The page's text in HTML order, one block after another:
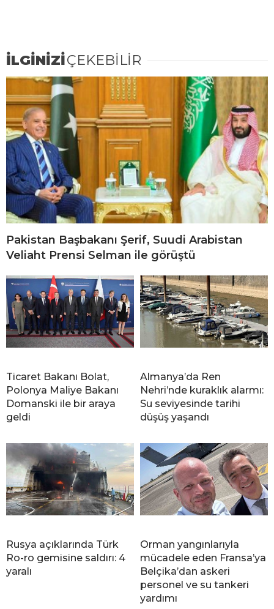
İLGİNİZİÇEKEBİLİR
Pakistan Başbakanı Şerif, Suudi Arabistan
Veliaht Prensi Selman ile görüştü
Ticaret Bakanı Bolat,
Polonya Maliye Bakanı
Domanski ile bir araya
geldi
Almanya’da Ren
Nehri’nde kuraklık alarmı:
Su seviyesinde tarihi
düşüş yaşandı
Rusya açıklarında Türk
Ro-ro gemisine saldırı: 4
yaralı
Orman yangınlarıyla
mücadele eden Fransa’ya
Belçika’dan askeri
personel ve su tankeri
yardımı